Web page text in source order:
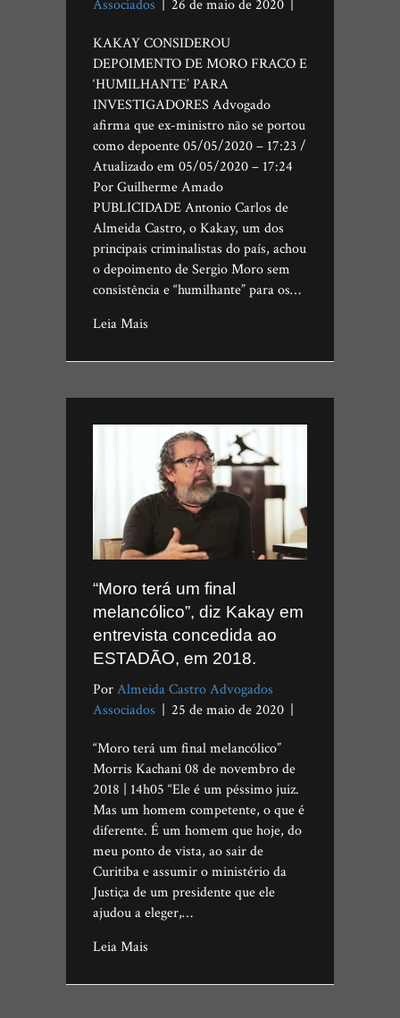
Associados | 26 de maio de 2020 |
KAKAY CONSIDEROU
DEPOIMENTO DE MORO FRACO E
‘HUMILHANTE’ PARA
INVESTIGADORES Advogado
afirma que ex-ministro não se portou
como depoente 05/05/2020 – 17:23 /
Atualizado em 05/05/2020 – 17:24
Por Guilherme Amado
PUBLICIDADE Antonio Carlos de
Almeida Castro, o Kakay, um dos
principais criminalistas do país, achou
o depoimento de Sergio Moro sem
consistência e “humilhante” para os…
Leia Mais
“Moro terá um final
melancólico”, diz Kakay em
entrevista concedida ao
ESTADÃO, em 2018.
PorAlmeida Castro Advogados
Associados
25 de maio de 2020
“Moro terá um final melancólico”
Morris Kachani 08 de novembro de
2018 | 14h05 “Ele é um péssimo juiz.
Mas um homem competente, o que é
diferente. É um homem que hoje, do
meu ponto de vista, ao sair de
Curitiba e assumir o ministério da
Justiça de um presidente que ele
ajudou a eleger,…
Leia Mais